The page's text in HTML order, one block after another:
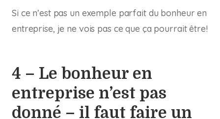
Si ce n’est pas un exemple parfait du bonheur en
entreprise, je ne vois pas ce que ça pourrait être!
4 – Le bonheur en
entreprise n’est pas
donné – il faut faire un